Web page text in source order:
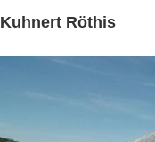
Kuhnert Röthis